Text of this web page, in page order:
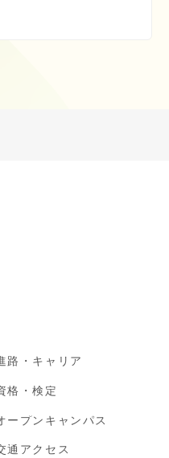
路・キャリア
格・検定
ープンキャンパス
通アクセス